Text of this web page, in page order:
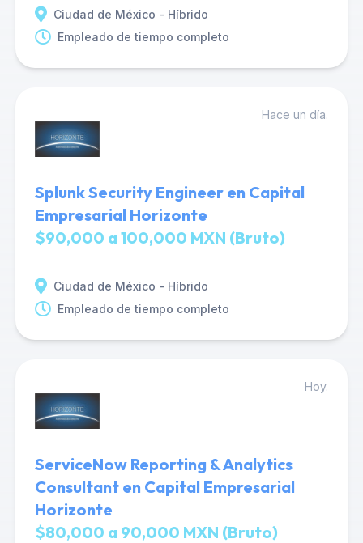
Ciudad de México - Híbrido
Empleado de tiempo completo
Hace un día.
Splunk Security Engineer en Capital
Empresarial Horizonte
$90,000 a 100,000 MXN (Bruto)
Ciudad de México - Híbrido
Empleado de tiempo completo
Hoy.
ServiceNow Reporting & Analytics
Consultant en Capital Empresarial
Horizonte
$80,000 a 90,000 MXN (Bruto)